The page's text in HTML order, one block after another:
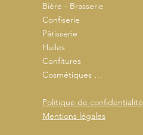
Bière - Brasserie
Confiserie
Pâtisserie
Huiles
Confitures
Cosmétiques …
Politique de confidentialité
Mentions légales